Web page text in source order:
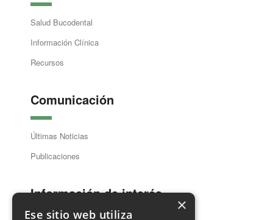
Salud Bucodental
Información Clínica
Recursos
Comunicación
Últimas Noticias
Publicaciones
Información de interés
×
Ese sitio web utiliza